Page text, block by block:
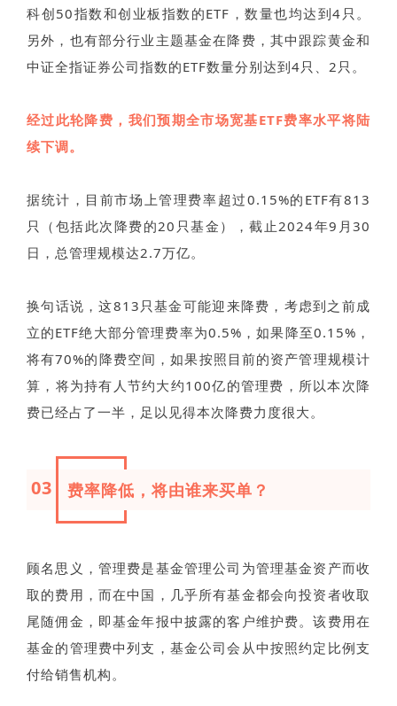
科创50指数和创业板指数的ETF，数量也均达到4只。
另外，也有部分行业主题基金在降费，其中跟踪黄金和
中证全指证券公司指数的ETF数量分别达到4只、2只。
经过此轮降费，我们预期全市场宽基ETF费率水平将陆
续下调。
据统计，目前市场上管理费率超过0.15%的ETF有813
只（包括此次降费的20只基金），截止2024年9月30
日，总管理规模达2.7万亿。
换句话说，这813只基金可能迎来降费，考虑到之前成
立的ETF绝大部分管理费率为0.5%，如果降至0.15%，
将有70%的降费空间，如果按照目前的资产管理规模计
算，将为持有人节约大约100亿的管理费，所以本次降
费已经占了一半，足以见得本次降费力度很大。
03 费率降低，将由谁来买单？
顾名思义，管理费是基金管理公司为管理基金资产而收
取的费用，而在中国，几乎所有基金都会向投资者收取
尾随佣金，即基金年报中披露的客户维护费。该费用在
基金的管理费中列支，基金公司会从中按照约定比例支
付给销售机构。